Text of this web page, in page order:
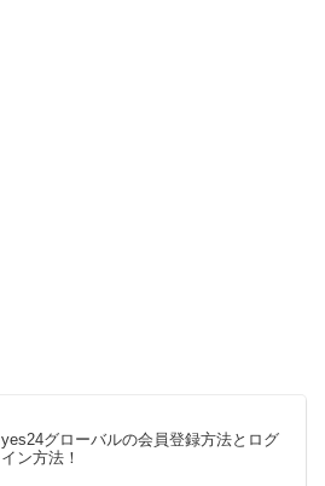
yes24グローバルの会員登録方法とログ
イン方法！